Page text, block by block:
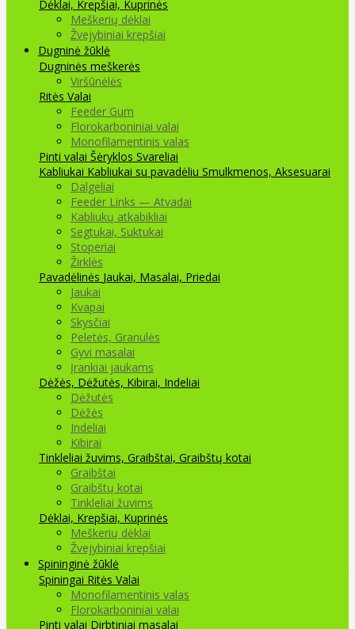
Dėklai, Krepšiai, Kuprinės
Meškerių dėklai
Žvejybiniai krepšiai
Dugninė žūklė
Dugninės meškerės
Viršūnėlės
Ritės Valai
Feeder Gum
Florokarboniniai valai
Monofilamentinis valas
Pinti valai Šėryklos Svareliai
Kabliukai Kabliukai su pavadėliu Smulkmenos, Aksesuarai
Dalgeliai
Feeder Links — Atvadai
Kabliukų atkabikliai
Segtukai, Suktukai
Stoperiai
Žirklės
Pavadėlinės Jaukai, Masalai, Priedai
Jaukai
Kvapai
Skysčiai
Peletės, Granulės
Gyvi masalai
Įrankiai jaukams
Dėžės, Dėžutės, Kibirai, Indeliai
Dėžutės
Dėžės
Indeliai
Kibirai
Tinkleliai žuvims, Graibštai, Graibštų kotai
Graibštai
Graibštų kotai
Tinkleliai žuvims
Dėklai, Krepšiai, Kuprinės
Meškerių dėklai
Žvejybiniai krepšiai
Spininginė žūklė
Spiningai Ritės Valai
Monofilamentinis valas
Florokarboniniai valai
Pinti valai Dirbtiniai masalai